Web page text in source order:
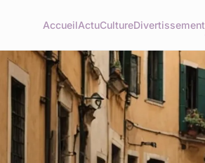
AccueilActuCultureDivertissement